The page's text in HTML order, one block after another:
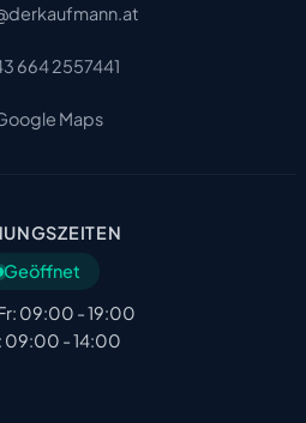
664 2557441
Maps
Geöffnet
09:00 - 19:00
09:00 - 14:00